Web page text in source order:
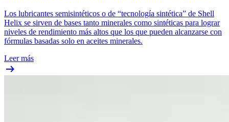
Los lubricantes semisintéticos o de “tecnología sintética” de Shell
Helix se sirven de bases tanto minerales como sintéticas para lograr
niveles de rendimiento más altos que los que pueden alcanzarse con
fórmulas basadas solo en aceites minerales.
Leer más